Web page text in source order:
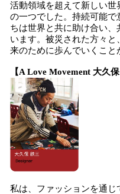
活動領域を超えて新しい
の一つでした。持続可能で
ちは世界と共に助け合い
います。被災された方々
来のために歩んでいくこと
【A Love Movement 大久保
私は、ファッションを通